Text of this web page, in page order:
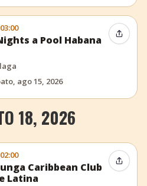
a Pool Habana
ago 15, 2026
18, 2026
Caribbean Club
Latina